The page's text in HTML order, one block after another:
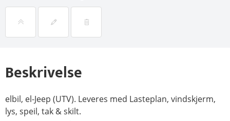
Beskrivelse
elbil, el-Jeep (UTV). Leveres med Lasteplan, vindskjerm,
lys, speil, tak & skilt.